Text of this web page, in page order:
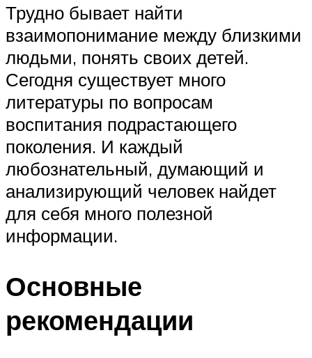
Трудно бывает найти
взаимопонимание между близкими
людьми, понять своих детей.
Сегодня существует много
литературы по вопросам
воспитания подрастающего
поколения. И каждый
любознательный, думающий и
анализирующий человек найдет
для себя много полезной
информации.
Основные
рекомендации